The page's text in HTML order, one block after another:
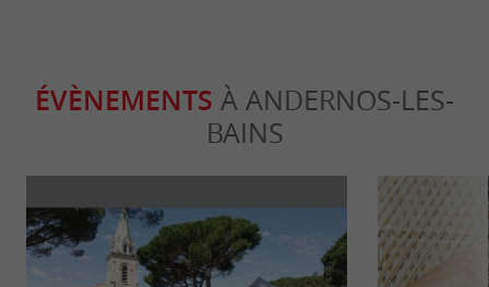
ÉVÈNEMENTS À ANDERNOS-LES-
BAINS